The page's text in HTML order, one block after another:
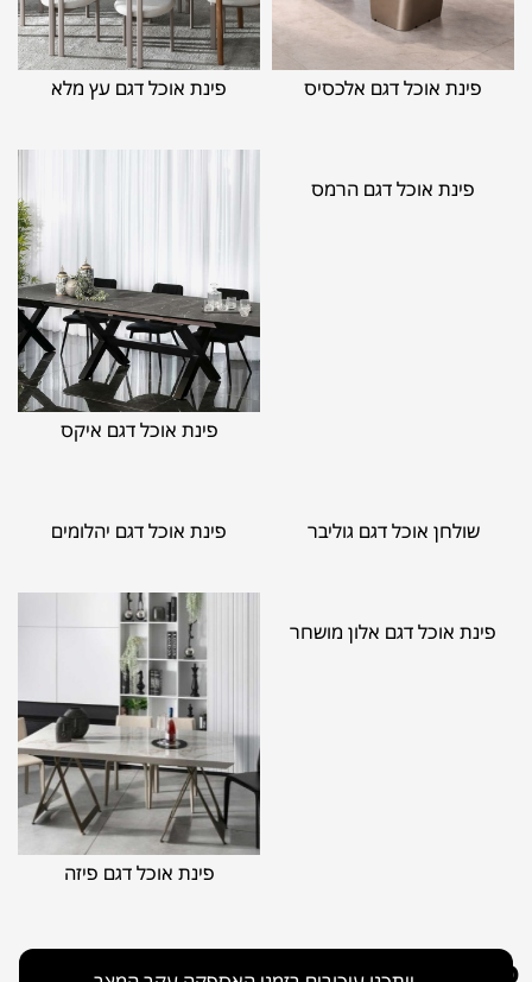
פינת אוכל דגם אלכסיס פינת אוכל דגם עץ מלא
פינת אוכל דגם הרמס
פינת אוכל דגם איקס
שולחן אוכל דגם גוליבר פינת אוכל דגם יהלומים
פינת אוכל דגם אלון מושחר
פינת אוכל דגם פיזה
פינות אוכל מעוצבות נפתחות -